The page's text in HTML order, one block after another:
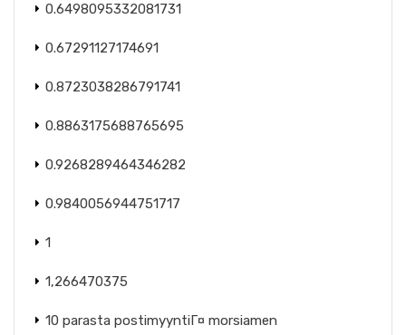
0.6498095332081731
0.67291127174691
0.8723038286791741
0.8863175688765695
0.9268289464346282
0.9840056944751717
1
1,266470375
10 parasta postimyyntiГ¤ morsiamen